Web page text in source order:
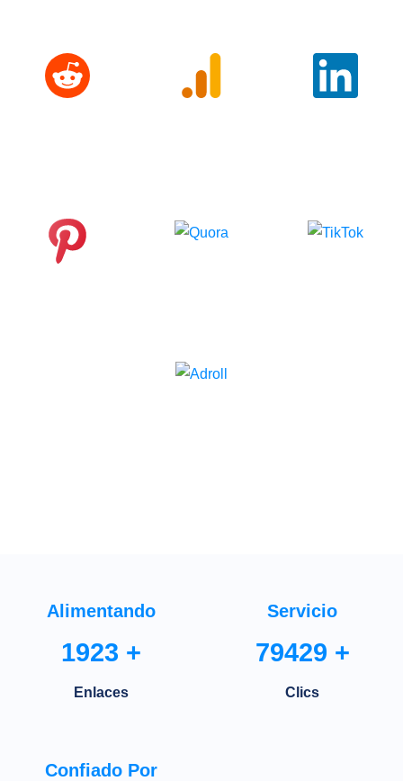
Alimentando
1923 +
Enlaces
Servicio
79429 +
Clics
Confiado Por